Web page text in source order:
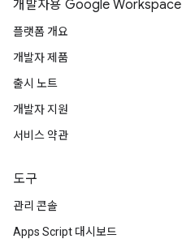
개발자용 Google Workspace
플랫폼 개요
개발자 제품
출시 노트
개발자 지원
서비스 약관
도구
관리 콘솔
Apps Script 대시보드